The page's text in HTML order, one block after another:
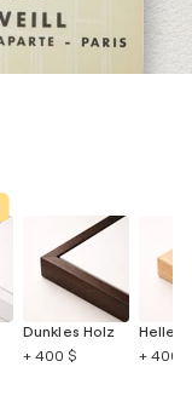
Dunkles Holz
+ 400 $
Helles
+ 400 $